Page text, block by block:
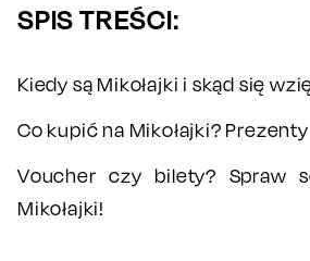
SPIS TREŚCI:
Kiedy są Mikołajki i skąd się
Co kupić na Mikołajki?
Voucher czy bilety? Spraw
Mikołajki!